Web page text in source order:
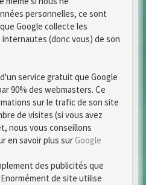
personnelles, ce sont
Google collecte les
(donc vous) de son
service gratuit que Google
90% des webmasters. Ce
sur le trafic de son site
de visites (si vous avez
nous vous conseillons
en savoir plus sur Google
des publicités que
de site utilise